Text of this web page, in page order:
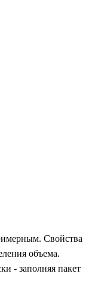
Свойства
объема.
- заполняя пакет